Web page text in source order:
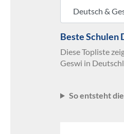
Beste Schulen
Diese Topliste
Geswi in
So entsteht